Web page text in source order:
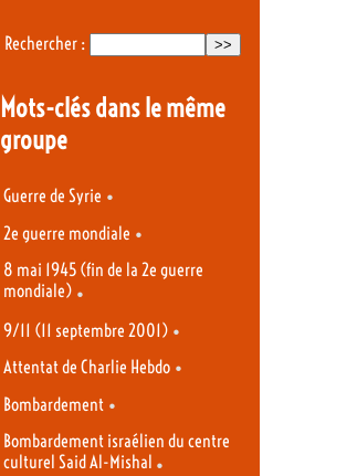
Rechercher :
Mots-clés dans le même
groupe
Guerre de Syrie •
2e guerre mondiale •
8 mai 1945 (fin de la 2e guerre
mondiale) •
9/11 (11 septembre 2001) •
Attentat de Charlie Hebdo •
Bombardement •
Bombardement israélien du centre
culturel Said Al-Mishal •